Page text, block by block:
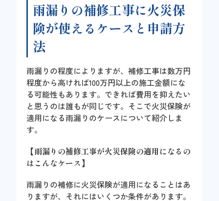
雨漏りの補修工事に火災保
険が使えるケースと申請方
法
雨漏りの程度によりますが、補修工事は数万円
程度から高ければ100万円以上の施工金額にな
る可能性もあります。できれば費用を抑えたい
と思うのは誰もが同じです。そこで火災保険が
適用になる雨漏りのケースについて紹介しま
す。
【雨漏りの補修工事が火災保険の適用になるの
はこんなケース】
雨漏りの補修に火災保険が適用になることはあ
りますが、それにはいくつか条件があります。